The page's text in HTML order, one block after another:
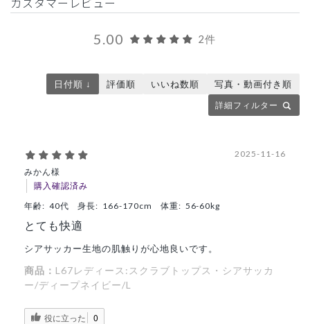
5.00 2件
詳細フィルター
日付順 ↓ 評価順 いいね数順 写真・動画付き順
みかん様
購入確認済み
2025-11-16
年齢: 40代 身長: 166-170cm 体重: 56-60kg
とても快適
シアサッカー生地の肌触りが心地良いです。
商品： L67レディース:スクラブトップス・シアサッカ
ー/ディープネイビー/L
役に立った 0